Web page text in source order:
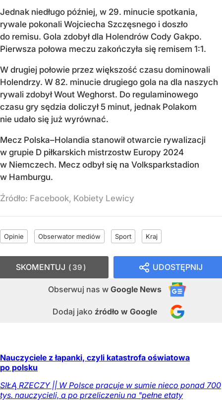
Jednak niedługo później, w 29. minucie spotkania,
rywale pokonali Wojciecha Szczęsnego i doszło
do remisu. Gola zdobył dla Holendrów Cody Gakpo.
Pierwsza połowa meczu zakończyła się remisem 1:1.
W drugiej połowie przez większość czasu dominowali
Holendrzy. W 82. minucie drugiego gola na dla naszych
rywali zdobył Wout Weghorst. Do regulaminowego
czasu gry sędzia doliczył 5 minut, jednak Polakom
nie udało się już wyrównać.
Mecz Polska–Holandia stanowił otwarcie rywalizacji
w grupie D piłkarskich mistrzostw Europy 2024
w Niemczech. Mecz odbył się na Volksparkstadion
w Hamburgu.
Źródło: Facebook, Kobiety Lewicy
Opinie Obserwator mediów Sport Kraj
UDOSTĘPNIJ
Obserwuj nas w Google News
Dodaj jako źródło w Google
SKOMENTUJ 39
Nauczyciele z łapanki, czyli katastrofa oświatowa
po polsku
SIŁĄ RZECZY || W Polsce pracuje w sumie nieco ponad 700
tys. nauczycieli, a po przeliczeniu na "pełne etaty